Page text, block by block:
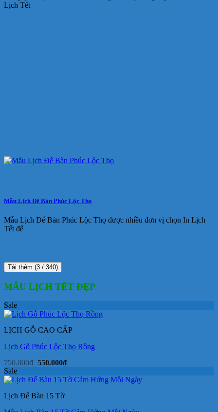
Lịch Tết
Mẫu Lịch Để Bàn Phúc Lộc Thọ
Mẫu Lịch Để Bàn Phúc Lộc Thọ được nhiều đơn vị chọn In Lịch
Tết để
Tải thêm (3 / 340)
MẪU LỊCH TẾT ĐẸP
Sale
LỊCH GỖ CAO CẤP
Lịch Gỗ Phúc Lộc Thọ Rồng
750.000₫ Giá
là:
750.000₫.
550.000₫Giá
tại
là:
Sale
Lịch Để Bàn 15 Tờ